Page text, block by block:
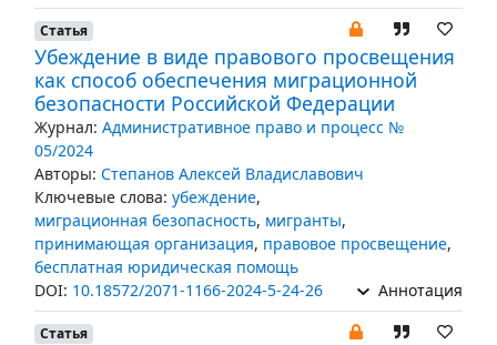
Статья
Убеждение в виде правового просвещения
как способ обеспечения миграционной
безопасности Российской Федерации
Журнал: Административное право и процесс №
05/2024
Авторы: Степанов Алексей Владиславович
Ключевые слова: убеждение,
миграционная безопасность, мигранты,
принимающая организация, правовое просвещение,
бесплатная юридическая помощь
DOI: 10.18572/2071-1166-2024-5-24-26 Аннотация
Статья